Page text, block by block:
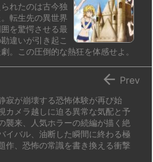
れたのは古今独
転生先の異世界
を驚愕させる最
違いが引き起こ
。この圧倒的な熱狂を体感せよ。
寂が崩壊する恐怖体験が再び始
カメラ越しに迫る異常な気配と予
襲来、人気ホラーの続編が描く絶
イバル、油断した瞬間に終わる極
作、恐怖の常識を書き換える衝撃
 Prev